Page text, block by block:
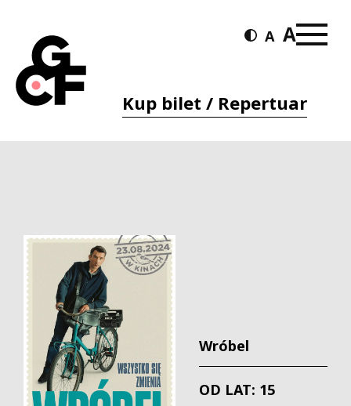
Kup bilet / Repertuar
Wróbel
OD LAT: 15